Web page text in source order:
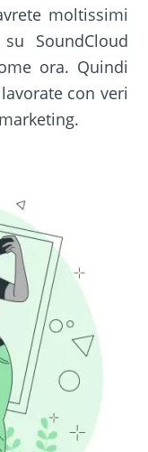
moltissimi
SoundCloud
ora. Quindi
con veri